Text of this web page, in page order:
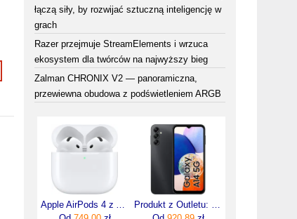
łączą siły, by rozwijać sztuczną inteligencję w
grach
Razer przejmuje StreamElements i wrzuca
ekosystem dla twórców na najwyższy bieg
Zalman CHRONIX V2 — panoramiczna,
przewiewna obudowa z podświetleniem ARGB